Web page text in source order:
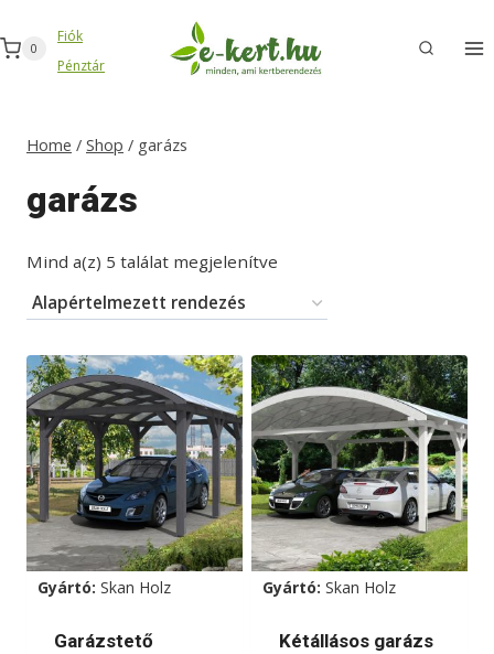
to
content
0
Fiók
Pénztár
Home / Shop / garázs
garázs
Mind a(z) 5 találat megjelenítve
Gyártó: Skan Holz
Garázstető
Gyártó: Skan Holz
Kétállásos garázs